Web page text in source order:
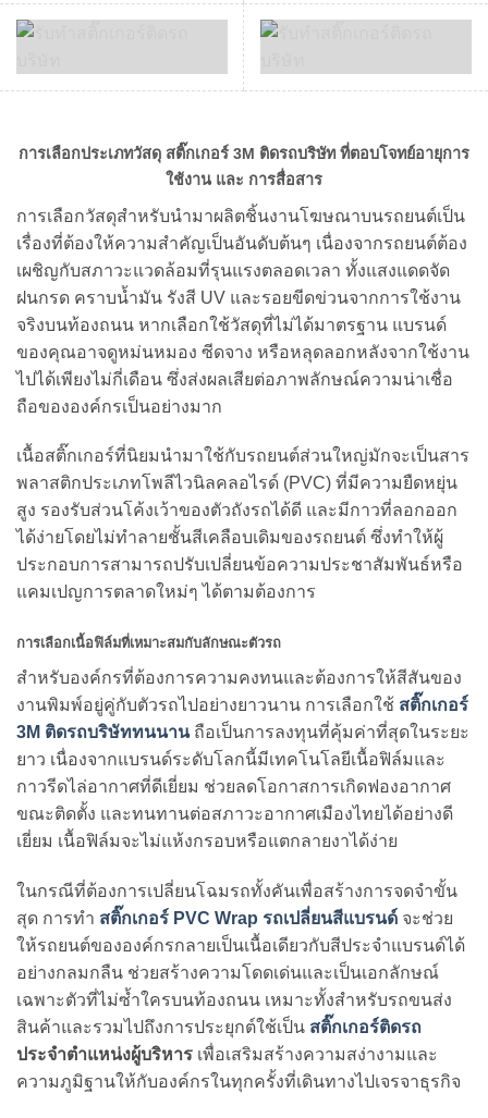
การเลือกประเภทวัสดุ สติ๊กเกอร์ 3M ติดรถบริษัท ที่ตอบโจทย์อายุการ
ใช้งาน และ การสื่อสาร
การเลือกวัสดุสำหรับนำมาผลิตชิ้นงานโฆษณาบนรถยนต์เป็น
เรื่องที่ต้องให้ความสำคัญเป็นอันดับต้นๆ เนื่องจากรถยนต์ต้อง
เผชิญกับสภาวะแวดล้อมที่รุนแรงตลอดเวลา ทั้งแสงแดดจัด
ฝนกรด คราบน้ำมัน รังสี UV และรอยขีดข่วนจากการใช้งาน
จริงบนท้องถนน หากเลือกใช้วัสดุที่ไม่ได้มาตรฐาน แบรนด์
ของคุณอาจดูหม่นหมอง ซีดจาง หรือหลุดลอกหลังจากใช้งาน
ไปได้เพียงไม่กี่เดือน ซึ่งส่งผลเสียต่อภาพลักษณ์ความน่าเชื่อ
ถือขององค์กรเป็นอย่างมาก
เนื้อสติ๊กเกอร์ที่นิยมนำมาใช้กับรถยนต์ส่วนใหญ่มักจะเป็นสาร
พลาสติกประเภทโพลีไวนิลคลอไรด์ (PVC) ที่มีความยืดหยุ่น
สูง รองรับส่วนโค้งเว้าของตัวถังรถได้ดี และมีกาวที่ลอกออก
ได้ง่ายโดยไม่ทำลายชั้นสีเคลือบเดิมของรถยนต์ ซึ่งทำให้ผู้
ประกอบการสามารถปรับเปลี่ยนข้อความประชาสัมพันธ์หรือ
แคมเปญการตลาดใหม่ๆ ได้ตามต้องการ
การเลือกเนื้อฟิล์มที่เหมาะสมกับลักษณะตัวรถ
สำหรับองค์กรที่ต้องการความคงทนและต้องการให้สีสันของ
งานพิมพ์อยู่คู่กับตัวรถไปอย่างยาวนาน การเลือกใช้ สติ๊กเกอร์
3M ติดรถบริษัททนนานถือเป็นการลงทุนที่คุ้มค่าที่สุดในระยะ
ยาว เนื่องจากแบรนด์ระดับโลกนี้มีเทคโนโลยีเนื้อฟิล์มและ
กาวรีดไล่อากาศที่ดีเยี่ยม ช่วยลดโอกาสการเกิดฟองอากาศ
ขณะติดตั้ง และทนทานต่อสภาวะอากาศเมืองไทยได้อย่างดี
เยี่ยม เนื้อฟิล์มจะไม่แห้งกรอบหรือแตกลายงาได้ง่าย
ในกรณีที่ต้องการเปลี่ยนโฉมรถทั้งคันเพื่อสร้างการจดจำขั้น
สุด การทำ สติ๊กเกอร์ PVC Wrap รถเปลี่ยนสีแบรนด์ จะช่วย
ให้รถยนต์ขององค์กรกลายเป็นเนื้อเดียวกับสีประจำแบรนด์ได้
อย่างกลมกลืน ช่วยสร้างความโดดเด่นและเป็นเอกลักษณ์
เฉพาะตัวที่ไม่ซ้ำใครบนท้องถนน เหมาะทั้งสำหรับรถขนส่ง
สินค้าและรวมไปถึงการประยุกต์ใช้เป็น สติ๊กเกอร์ติดรถ
ประจำตำแหน่งผู้บริหาร เพื่อเสริมสร้างความสง่างามและ
ความภูมิฐานให้กับองค์กรในทุกครั้งที่เดินทางไปเจรจาธุรกิจ